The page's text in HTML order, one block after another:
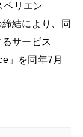
ペリエン
結により、同
サービス
」を同年7月